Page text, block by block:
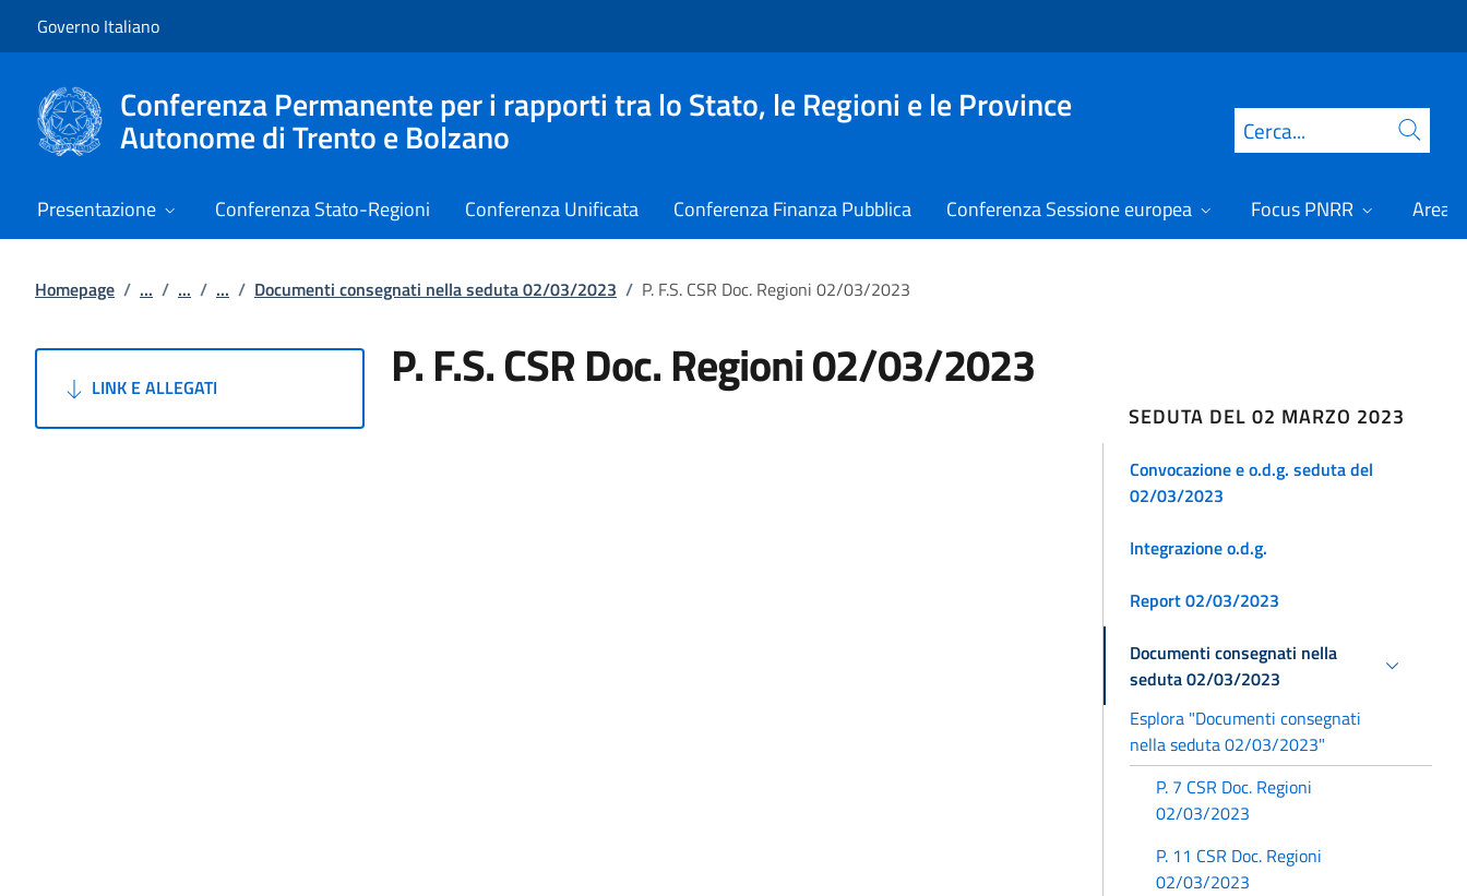
Governo Italiano
Conferenza Permanente per i rapporti tra lo Stato, le Regioni e le Province
Autonome di Trento e Bolzano Cerca
Presentazione Conferenza Stato-Regioni Conferenza Unificata Conferenza Finanza Pubblica Conferenza Sessione europea Focus PNRR Area
Homepage / ... / ... / ... / Documenti consegnati nella seduta 02/03/2023 / P. F.S. CSR Doc. Regioni 02/03/2023
LINK E ALLEGATI P. F.S. CSR Doc. Regioni 02/03/2023
SEDUTA DEL 02 MARZO 2023
Convocazione e o.d.g. seduta del
02/03/2023
Integrazione o.d.g.
Report 02/03/2023
Documenti consegnati nella
seduta 02/03/2023
Esplora "Documenti consegnati
nella seduta 02/03/2023"
P. 7 CSR Doc. Regioni
02/03/2023
P. 11 CSR Doc. Regioni
02/03/2023